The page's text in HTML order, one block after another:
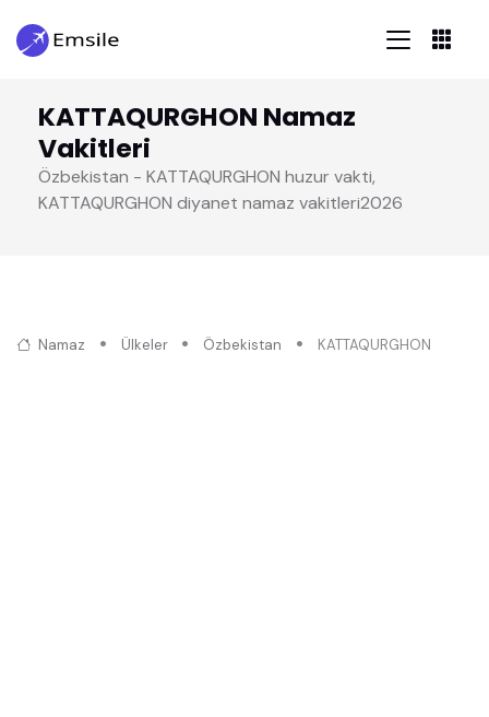
KATTAQURGHON Namaz
Vakitleri
Özbekistan - KATTAQURGHON huzur vakti,
KATTAQURGHON diyanet namaz vakitleri2026
Namaz Ülkeler Özbekistan KATTAQURGHON